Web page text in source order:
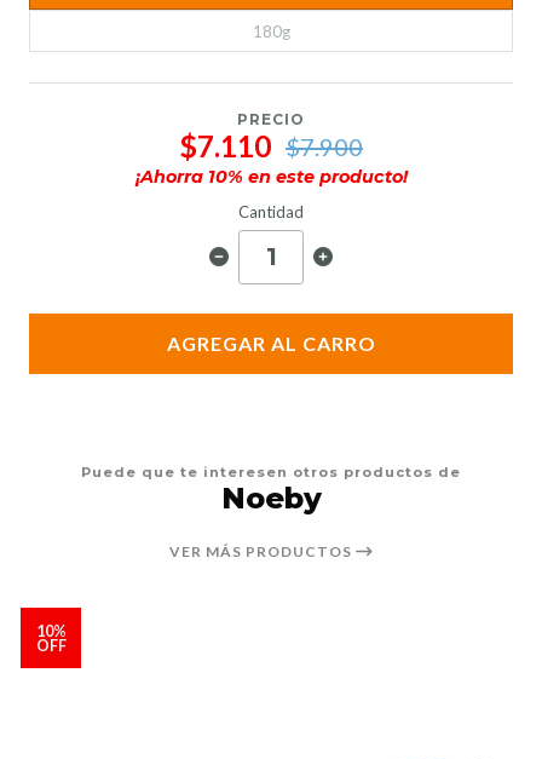
180g
PRECIO
$7.110 $7.900
¡Ahorra 10% en este producto!
Cantidad
AGREGAR AL CARRO
Puede que te interesen otros productos de
Noeby
VER MÁS PRODUCTOS
10%
OFF